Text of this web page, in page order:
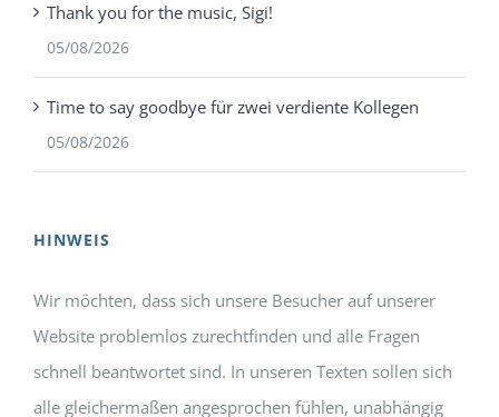
Thank you for the music, Sigi!
05/08/2026
Time to say goodbye für zwei verdiente Kollegen
05/08/2026
HINWEIS
Wir möchten, dass sich unsere Besucher auf unserer
Website problemlos zurechtfinden und alle Fragen
schnell beantwortet sind. In unseren Texten sollen sich
alle gleichermaßen angesprochen fühlen, unabhängig